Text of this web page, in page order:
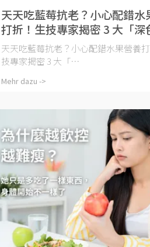
天天吃藍莓抗老？小心配錯水
打折！生技專家揭密 3 大「深
酚」黃金吃法與避坑指南
天天吃藍莓抗老？小心配錯水果營養
技專家揭密 3 大「⋯
Mehr dazu ->